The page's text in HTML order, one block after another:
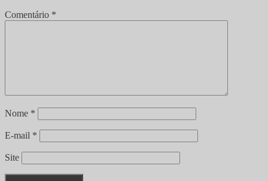
Comentário *
Nome *
E-mail *
Site